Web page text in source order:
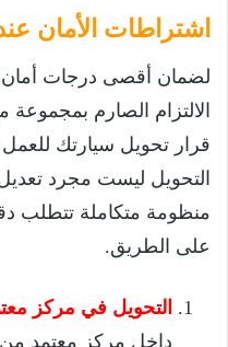
اشتراطات الأمان
لضمان أقصى درجات أمان
الالتزام الصارم بمجموعة
قرار تحويل سيارتك للعمل
التحويل ليست مجرد
منظومة متكاملة تتطلب
على الطريق.
التحويل في مركز
داخل مركز معتمد من